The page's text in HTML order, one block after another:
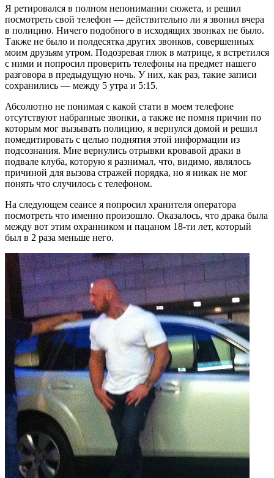
Я ретировался в полном непонимании сюжета, и решил
посмотреть свой телефон — действительно ли я звонил вчера
в полицию. Ничего подобного в исходящих звонках не было.
Также не было и полдесятка других звонков, совершенных
моим друзьям утром. Подозревая глюк в матрице, я встретился
с ними и попросил проверить телефоны на предмет нашего
разговора в предыдущую ночь. У них, как раз, такие записи
сохранились — между 5 утра и 5:15.
Абсолютно не понимая с какой стати в моем телефоне
отсутствуют набранные звонки, а также не помня причин по
которым мог вызывать полицию, я вернулся домой и решил
помедитировать с целью поднятия этой информации из
подсознания. Мне вернулись отрывки кровавой драки в
подвале клуба, которую я разнимал, что, видимо, являлось
причиной для вызова стражей порядка, но я никак не мог
понять что случилось с телефоном.
На следующем сеансе я попросил хранителя оператора
посмотреть что именно произошло. Оказалось, что драка была
между вот этим охранником и пацаном 18-ти лет, который
был в 2 раза меньше него.